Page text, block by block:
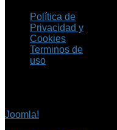
Política de
Privacidad y
Cookies
Terminos de
uso
Joomla!